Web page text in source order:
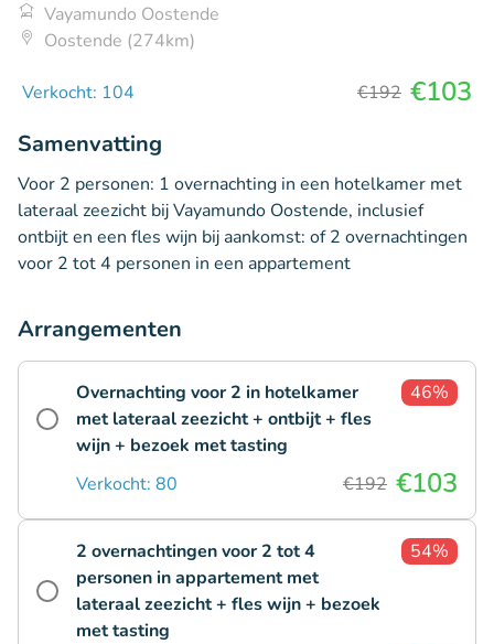
Vayamundo Oostende
Oostende (274km)
Verkocht: 104 €192 €103
Samenvatting
Voor 2 personen: 1 overnachting in een hotelkamer met
lateraal zeezicht bij Vayamundo Oostende, inclusief
ontbijt en een fles wijn bij aankomst: of 2 overnachtingen
voor 2 tot 4 personen in een appartement
Arrangementen
Overnachting voor 2 in hotelkamer
met lateraal zeezicht + ontbijt + fles
wijn + bezoek met tasting
46%
Verkocht: 80 €192 €103
2 overnachtingen voor 2 tot 4
personen in appartement met
lateraal zeezicht + fles wijn + bezoek
met tasting
54%